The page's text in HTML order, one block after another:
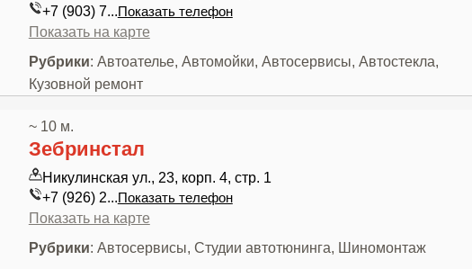
+7 (903) 7...Показать телефон
Показать на карте
Рубрики: Автоателье, Автомойки, Автосервисы, Автостекла,
Кузовной ремонт
~ 10 м.
Зебринстал
Никулинская ул., 23, корп. 4, стр. 1
+7 (926) 2...Показать телефон
Показать на карте
Рубрики: Автосервисы, Студии автотюнинга, Шиномонтаж